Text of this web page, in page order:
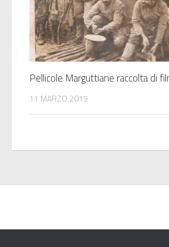
Pellicole Marguttiane raccolta di
11 MARZO 2015